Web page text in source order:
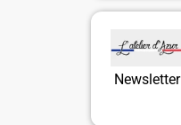
Newsletter